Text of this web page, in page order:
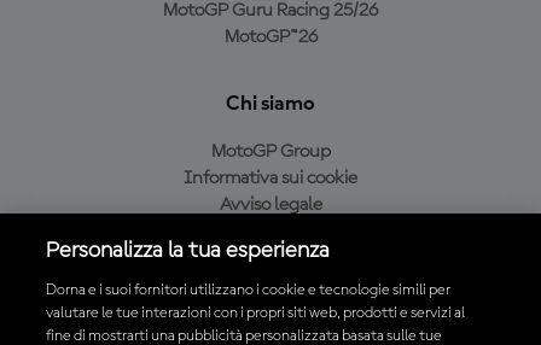
MotoGP Guru Racing 25/26
MotoGP™26
Chi siamo
MotoGP Group
Informativa sui cookie
Avviso legale
Condizioni di acquisto
Personalizza la tua esperienza
Dorna e i suoi fornitori utilizzano i cookie e tecnologie simili per
valutare le tue interazioni con i propri siti web, prodotti e servizi al
fine di mostrarti una pubblicità personalizzata basata sulle tue